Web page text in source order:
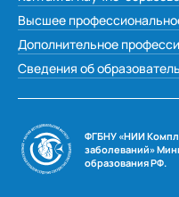
Высшее
Дополнительное
Сведения об
ФГБНУ «НИИ
заболеваний»
образования РФ.